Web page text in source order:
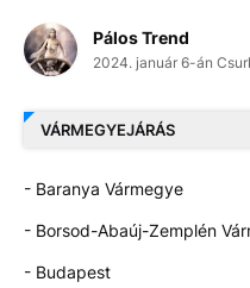
Pálos Trend
2024. január 6-án
VÁRMEGYEJÁRÁS
- Baranya Vármegye
- Borsod-Abaúj-Zemplén
- Budapest